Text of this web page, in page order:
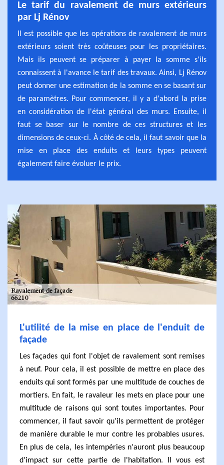
Le tarif du ravalement de murs extérieurs
par Lj Rénov
Il est possible que les opérations de ravalement de murs
extérieurs soient très coûteuses pour les propriétaires.
Mais ils peuvent se préparer à payer la somme s'ils
connaissent à l'avance le tarif des travaux. Ainsi, Lj Rénov
peut donner une estimation de la somme en se basant sur
de paramètres. Pour commencer, il y a d'abord la prise
en considération de l'état général des murs. Ensuite, il
faut se baser sur le nombre de ces structures et les
dimensions de ceux-ci. À côté de cela, il faut savoir que la
mise en place des enduits et leurs types peuvent
également faire évoluer le prix.
L'utilité de la mise en place de l'enduit de
façade
Les façades qui font l'objet de ravalement sont remises
à neuf. Pour cela, il est possible de mettre en place des
enduits qui sont formés par une multitude de couches de
mortiers. En fait, le ravaleur les mets en place pour une
multitude de raisons qui sont toutes importantes. Pour
commencer, il faut savoir qu'ils permettent de protéger
de manière durable le mur contre les probables usures.
En plus de cela, les intempéries n'auront plus beaucoup
d'impact sur cette partie de l'habitation. Il vous est